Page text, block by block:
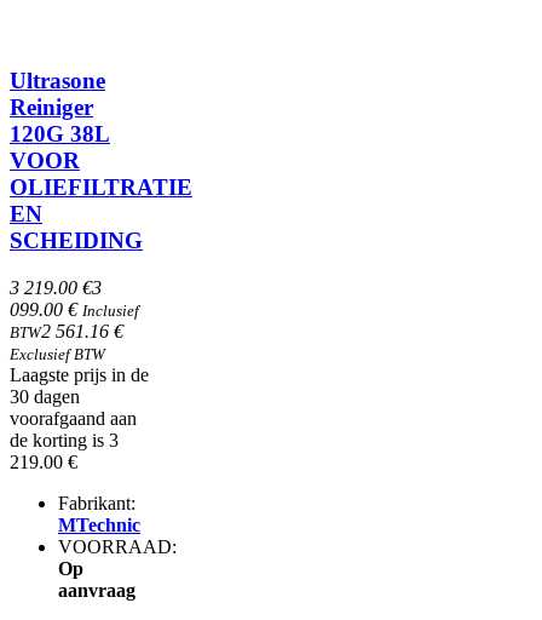
Ultrasone
Reiniger
120G 38L
VOOR
OLIEFILTRATIE
EN
SCHEIDING
3 219.00 €3
099.00 € Inclusief
BTW2 561.16 €
Exclusief BTW
Laagste prijs in de
30 dagen
voorafgaand aan
de korting is 3
219.00 €
Fabrikant:
MTechnic
VOORRAAD:
Op
aanvraag